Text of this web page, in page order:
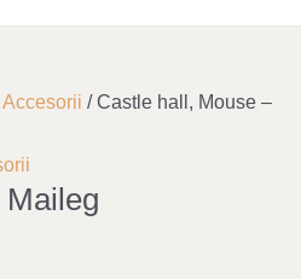
/ Castle hall, Mouse –